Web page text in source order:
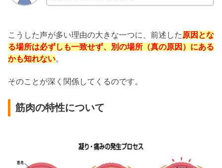
こうした声が多い理由の大きな一つに、前述した 原因とな
る場所は必ずしも一致せず、別の場所（真の原因）にある
かも知れない。
そのことが深く関係してくるのです。
筋肉の特性について